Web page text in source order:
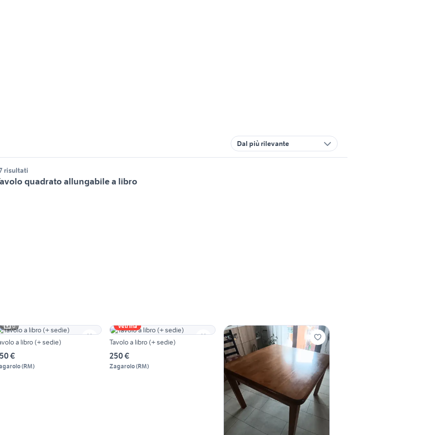
Dal più rilevante
risultati
quadrato allungabile a libro
6
a libro (+ sedie)
€
(RM)
Vetrina
Tavolo a libro (+ sedie)
250 €
Zagarolo(RM)